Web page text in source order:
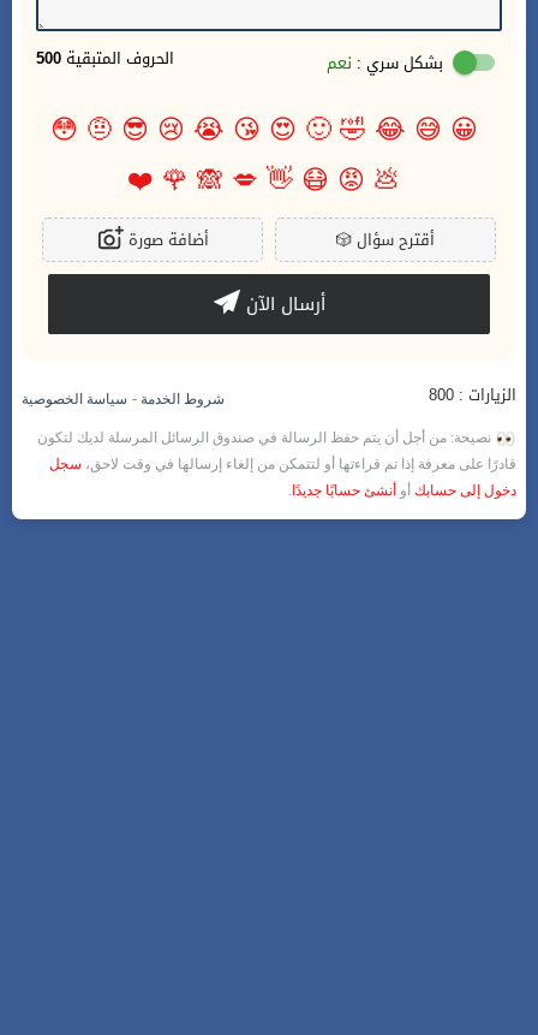
500 الحروف المتبقية بشكل سري : نعم
😀
😅
😂
🤣
🙂
😍
😘
😭
😢
😎
🤨
😳
💩
😡
😷
👋
💋
🙈
🌹
❤️
🎲أقترح سؤال أضافة صورة
أرسال الآن
الزيارات : 800 شروط الخدمة - سياسة الخصوصية
نصيحة: من أجل أن يتم حفظ الرسالة في صندوق الرسائل المرسلة لديك لتكون
قادرًا على معرفة إذا تم قراءتها أو لتتمكن من إلغاء إرسالها في وقت لاحق، سجل
دخول إلى حسابك أو أنشئ حسابًا جديدًا .